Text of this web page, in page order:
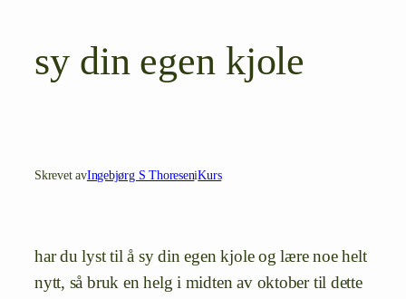
sy din egen kjole
Skrevet avIngebjørg S ThoreseniKurs
har du lyst til å sy din egen kjole og lære noe helt
nytt, så bruk en helg i midten av oktober til dette